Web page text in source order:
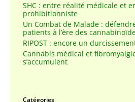
SHC : entre réalité médicale et
prohibitionniste
Un Combat de Malade :
patients à l’ère des
RIPOST : encore un
Cannabis médical et
s’accumulent
Catégories